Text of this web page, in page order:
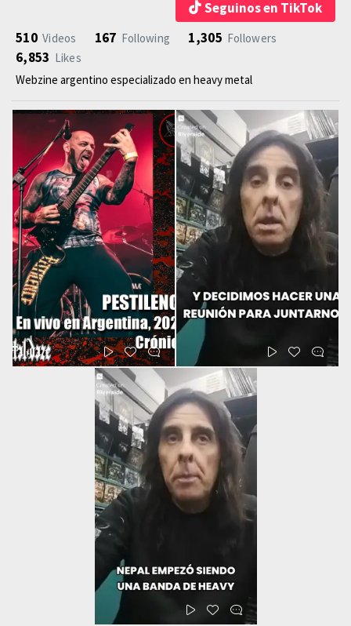
Seguinos en TikTok
510 Videos 167 Following 1,305 Followers
6,853 Likes
Webzine argentino especializado en heavy metal